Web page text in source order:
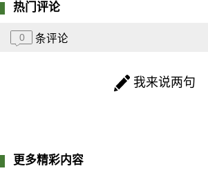
热门评论
0 条评论
我来说两句
更多精彩内容